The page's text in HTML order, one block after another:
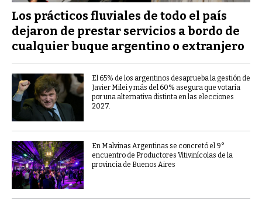
Los prácticos fluviales de todo el país
dejaron de prestar servicios a bordo de
cualquier buque argentino o extranjero
El 65% de los argentinos desaprueba la gestión de
Javier Milei y más del 60% asegura que votaría
por una alternativa distinta en las elecciones
2027.
En Malvinas Argentinas se concretó el 9°
encuentro de Productores Vitivinícolas de la
provincia de Buenos Aires